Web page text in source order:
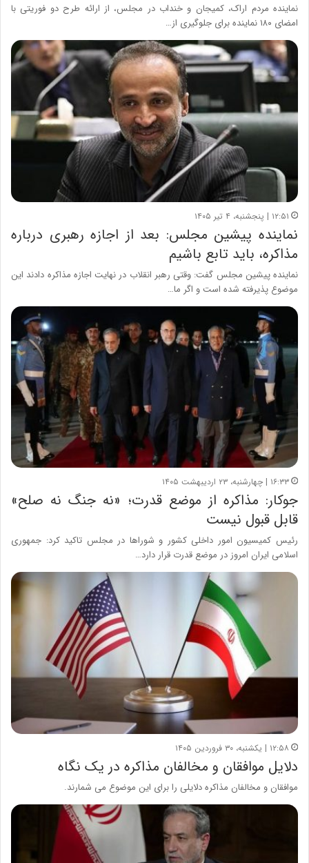
نماینده مردم اراک، کمیجان و خنداب در مجلس، از ارائه طرح دو فوریتی با
امضای ۱۸۰ نماینده برای جلوگیری از…
۱۲:۵۱ | پنجشنبه، ۴ تیر ۱۴۰۵
نماینده پیشین مجلس: بعد از اجازه رهبری درباره
مذاکره، باید تابع باشیم
نماینده پیشین مجلس گفت: وقتی رهبر انقلاب در نهایت اجازه مذاکره دادند این
موضوع پذیرفته شده است و اگر ما…
۱۶:۳۳ | چهارشنبه، ۲۳ اردیبهشت ۱۴۰۵
جوکار: مذاکره از موضع قدرت؛ «نه جنگ نه صلح»
قابل قبول نیست
رئیس کمیسیون امور داخلی کشور و شوراها در مجلس تاکید کرد: جمهوری
اسلامی ایران امروز در موضع قدرت قرار دارد…
۱۲:۵۸ | یکشنبه، ۳۰ فروردین ۱۴۰۵
دلایل موافقان و مخالفان مذاکره در یک نگاه
موافقان و مخالفان مذاکره دلایلی را برای این موضوع می شمارند.